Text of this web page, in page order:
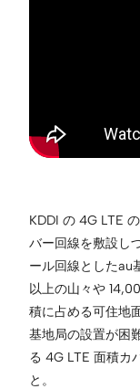
KDDI の 4G LTE
バー回線を敷設し
ール回線としたau
以上の山々や
積に占める可住地
基地局の設置が困
る 4G LTE 面積カ
と。